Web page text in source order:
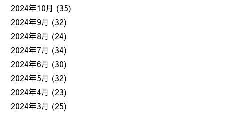
2024年10月 (35)
2024年9月 (32)
2024年8月 (24)
2024年7月 (34)
2024年6月 (30)
2024年5月 (32)
2024年4月 (23)
2024年3月 (25)